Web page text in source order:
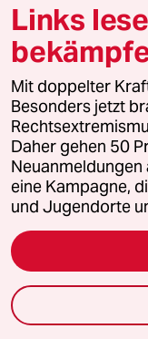
zur
Wer
während
will
können
die CSU
ja ein
Links
Mit doppelter
Besonders jetzt
Daher gehen 50
Neuanmeldungen
eine Kampagne,
und Jugendorte